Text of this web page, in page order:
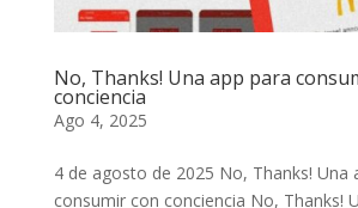
No, Thanks! Una app para
conciencia
Ago 4, 2025
4 de agosto de 2025 No, Thanks! Una
consumir con conciencia No, Thanks!